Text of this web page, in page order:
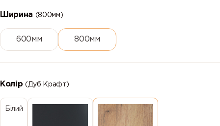
Ширина (800мм)
600мм 800мм
Колір(Дуб Крафт)
Білий